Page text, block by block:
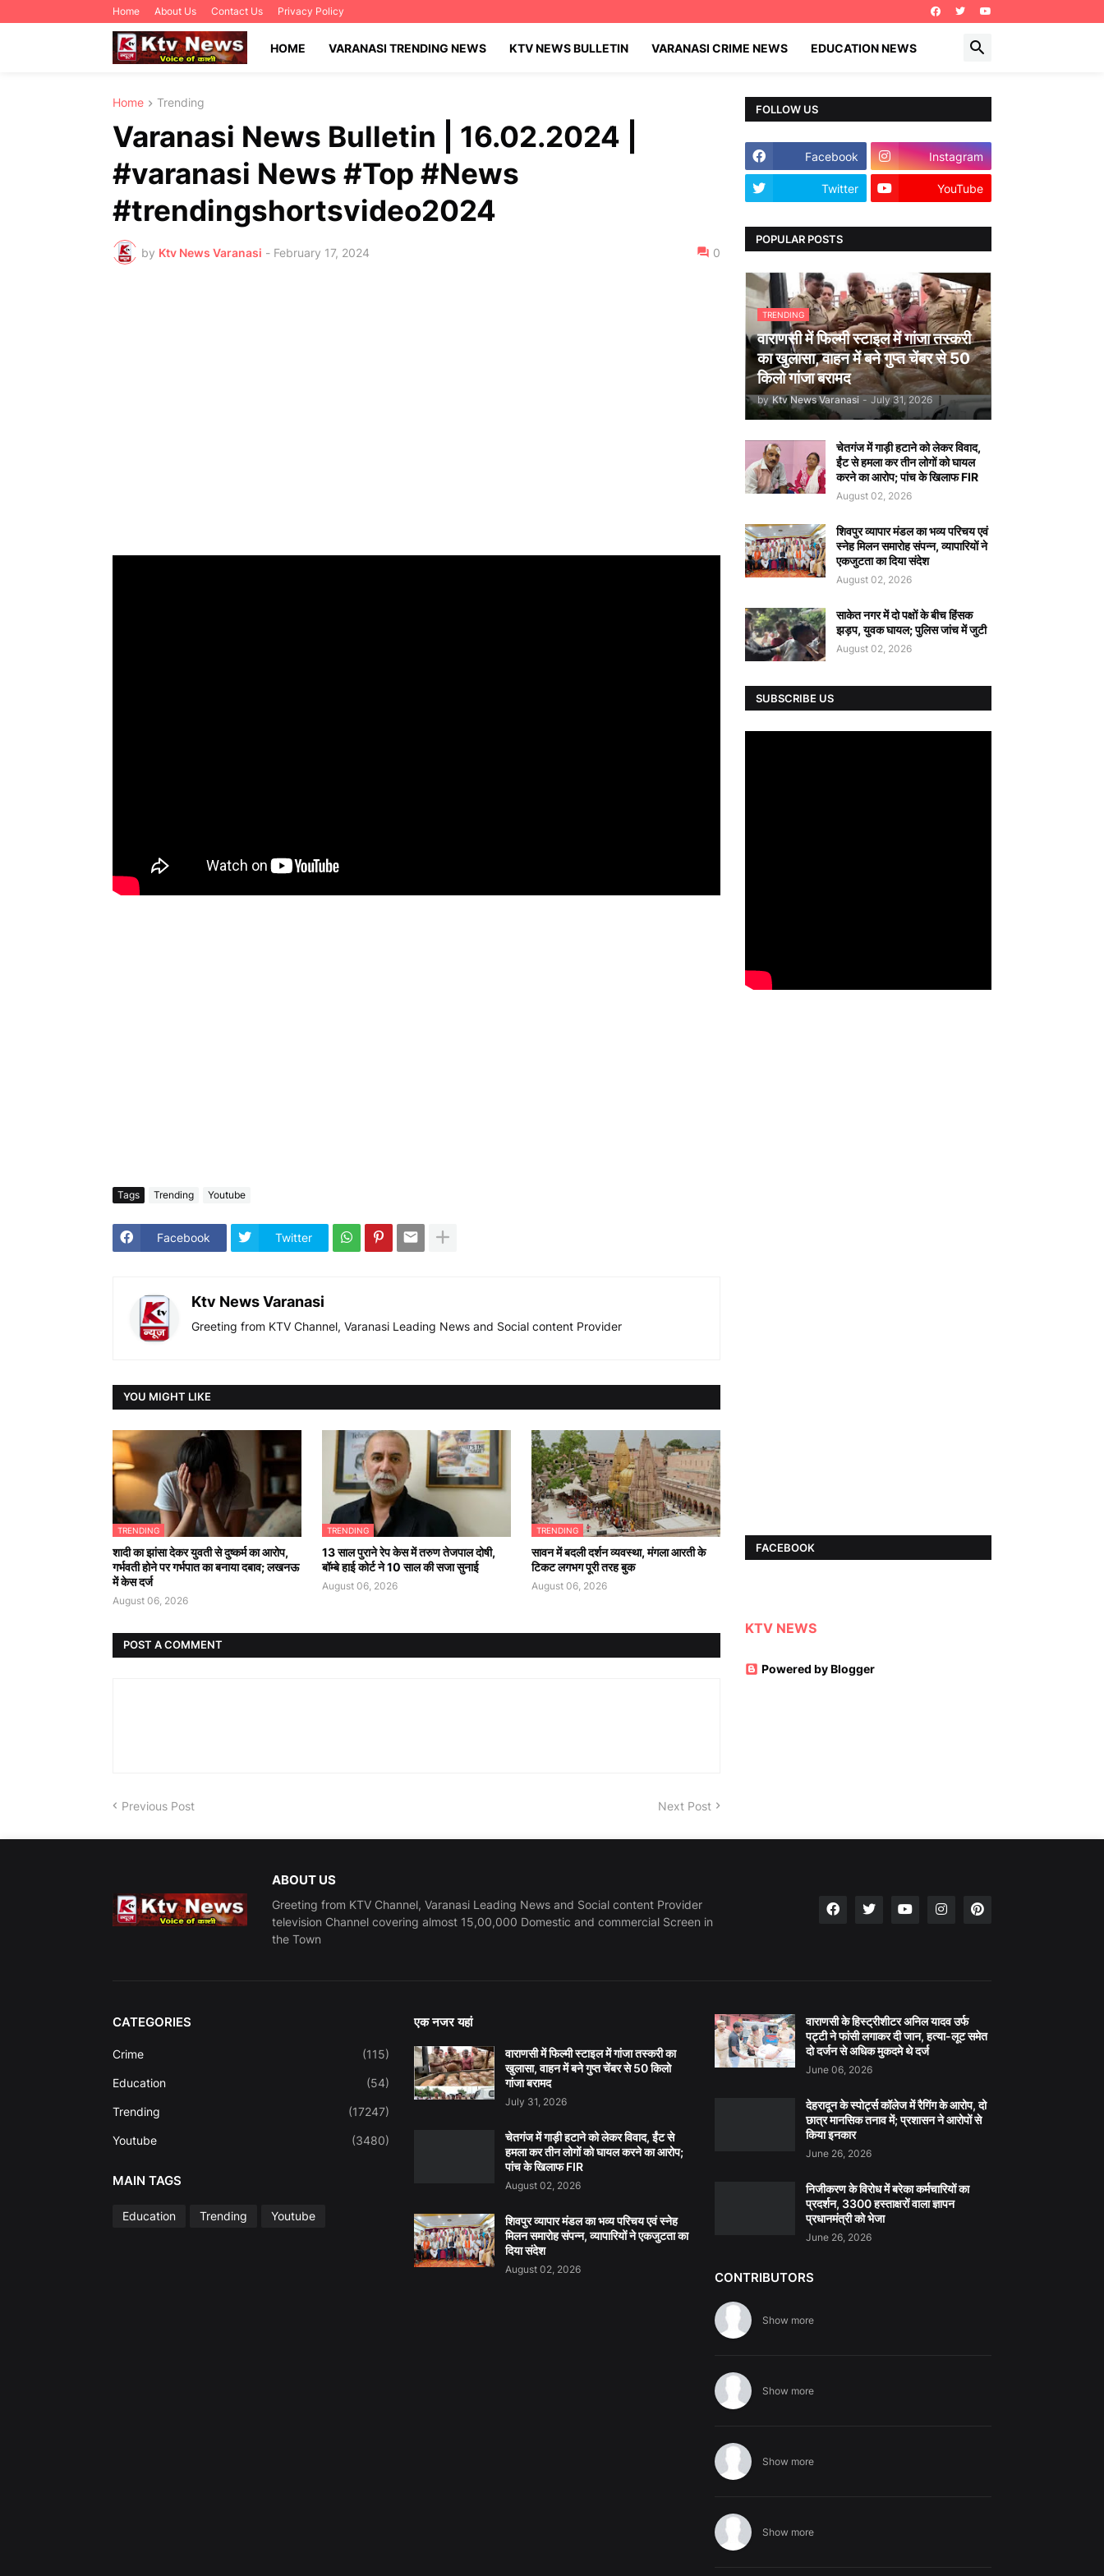
Home About Us Contact Us Privacy Policy
HOME VARANASI TRENDING NEWS KTV NEWS BULLETIN VARANASI CRIME NEWS EDUCATION NEWS
Home Trending
Varanasi News Bulletin | 16.02.2024 |
#varanasi News #Top #News
#trendingshortsvideo2024
by Ktv News Varanasi - February 17, 2024 0
Tags Trending Youtube
Facebook Twitter
Ktv News Varanasi
Greeting from KTV Channel, Varanasi Leading News and Social content Provider
YOU MIGHT LIKE
TRENDING
शादी का झांसा देकर युवती से दुष्कर्म का आरोप,
गर्भवती होने पर गर्भपात का बनाया दबाव; लखनऊ
में केस दर्ज
August 06, 2026
TRENDING
13 साल पुराने रेप केस में तरुण तेजपाल दोषी,
बॉम्बे हाई कोर्ट ने 10 साल की सजा सुनाई
August 06, 2026
TRENDING
सावन में बदली दर्शन व्यवस्था, मंगला आरती के
टिकट लगभग पूरी तरह बुक
August 06, 2026
POST A COMMENT
Previous Post Next Post
FOLLOW US
Facebook Instagram
Twitter YouTube
POPULAR POSTS
TRENDING
वाराणसी में फिल्मी स्टाइल में गांजा तस्करी
का खुलासा, वाहन में बने गुप्त चेंबर से 50
किलो गांजा बरामद
by Ktv News Varanasi - July 31, 2026
चेतगंज में गाड़ी हटाने को लेकर विवाद,
ईंट से हमला कर तीन लोगों को घायल
करने का आरोप; पांच के खिलाफ FIR
August 02, 2026
शिवपुर व्यापार मंडल का भव्य परिचय एवं
स्नेह मिलन समारोह संपन्न, व्यापारियों ने
एकजुटता का दिया संदेश
August 02, 2026
साकेत नगर में दो पक्षों के बीच हिंसक
झड़प, युवक घायल; पुलिस जांच में जुटी
August 02, 2026
SUBSCRIBE US
FACEBOOK
KTV NEWS
Powered by Blogger
ABOUT US
Greeting from KTV Channel, Varanasi Leading News and Social content Provider
television Channel covering almost 15,00,000 Domestic and commercial Screen in
the Town
CATEGORIES
Crime (115)
Education (54)
Trending (17247)
Youtube (3480)
MAIN TAGS
Education Trending Youtube
एक नजर यहां
वाराणसी में फिल्मी स्टाइल में गांजा तस्करी का
खुलासा, वाहन में बने गुप्त चेंबर से 50 किलो
गांजा बरामद
July 31, 2026
चेतगंज में गाड़ी हटाने को लेकर विवाद, ईंट से
हमला कर तीन लोगों को घायल करने का आरोप;
पांच के खिलाफ FIR
August 02, 2026
शिवपुर व्यापार मंडल का भव्य परिचय एवं स्नेह
मिलन समारोह संपन्न, व्यापारियों ने एकजुटता का
दिया संदेश
August 02, 2026
वाराणसी के हिस्ट्रीशीटर अनिल यादव उर्फ
पट्टी ने फांसी लगाकर दी जान, हत्या-लूट समेत
दो दर्जन से अधिक मुकदमे थे दर्ज
June 06, 2026
देहरादून के स्पोर्ट्स कॉलेज में रैगिंग के आरोप, दो
छात्र मानसिक तनाव में; प्रशासन ने आरोपों से
किया इनकार
June 26, 2026
निजीकरण के विरोध में बरेका कर्मचारियों का
प्रदर्शन, 3300 हस्ताक्षरों वाला ज्ञापन
प्रधानमंत्री को भेजा
June 26, 2026
CONTRIBUTORS
Show more
Show more
Show more
Show more